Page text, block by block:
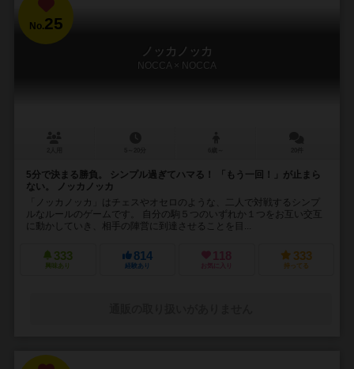
No.25
ノッカノッカ
NOCCA × NOCCA
5分で決まる勝負。 シンプル過ぎてハマる！ 「もう一回！」が止まら
ない。 ノッカノッカ
「ノッカノッカ」はチェスやオセロのような、二人で対戦するシンプ
ルなルールのゲームです。 自分の駒５つのいずれか１つをお互い交互
に動かしていき、相手の陣営に到達させることを目...
333
興味あり
814
経験あり
118
お気に入り
333
持ってる